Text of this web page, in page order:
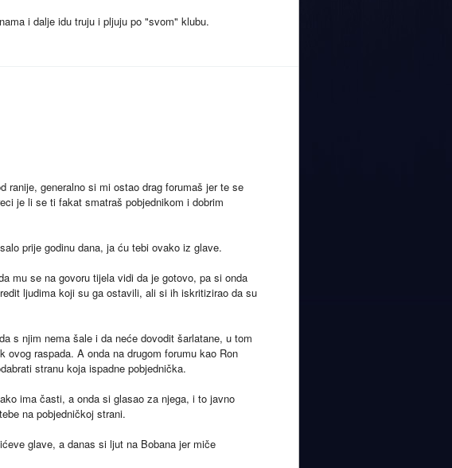
i dalje idu truju i pljuju po "svom" klubu.
generalno si mi ostao drag forumaš jer te se
je li se ti fakat smatraš pobjednikom i dobrim
prije godinu dana, ja ću tebi ovako iz glave.
mu se na govoru tijela vidi da je gotovo, pa si onda
ljudima koji su ga ostavili, ali si ih iskritizirao da su
s njim nema šale i da neće dovodit šarlatane, u tom
raspada. A onda na drugom forumu kao Ron
stranu koja ispadne pobjednička.
ima časti, a onda si glasao za njega, i to javno
na pobjedničkoj strani.
glave, a danas si ljut na Bobana jer miče